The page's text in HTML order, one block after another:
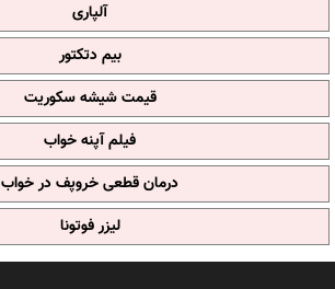
آلپاری
بیم دتکتور
قیمت شیشه سکوریت
فیلم آپنه خواب
درمان قطعی خروپف در خواب
لیزر فوتونا